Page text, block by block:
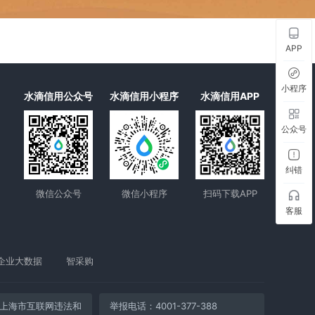
水滴信用公众号
微信公众号
水滴信用小程序
微信小程序
水滴信用APP
扫码下载APP
业大数据 智采购
上海市互联网违法和
举报电话：4001-377-388
APP
小程序
公众号
纠错
客服